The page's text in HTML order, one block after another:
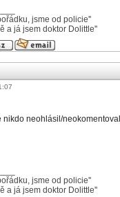
jsme od policie''
a já jsem doktor Dolittle''
nikdo neohlásil/
jsme od policie''
a já jsem doktor Dolittle''